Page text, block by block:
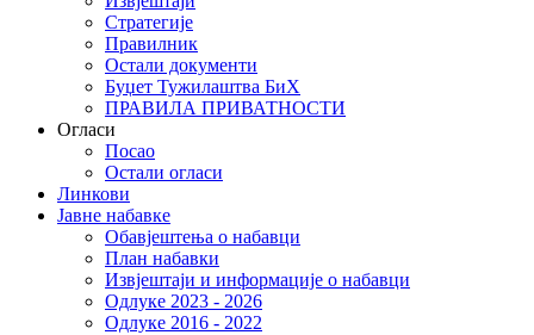
Стратегије
Правилник
Остали документи
Буџет Тужилаштва БиХ
ПРАВИЛА ПРИВАТНОСТИ
Огласи
Посао
Остали огласи
Линкови
Јавне набавке
Обавјештења о набавци
План набавки
Извјештаји и информације о набавци
Одлуке 2023 - 2026
Одлуке 2016 - 2022